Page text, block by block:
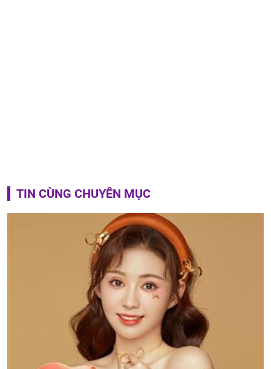
TIN CÙNG CHUYÊN MỤC